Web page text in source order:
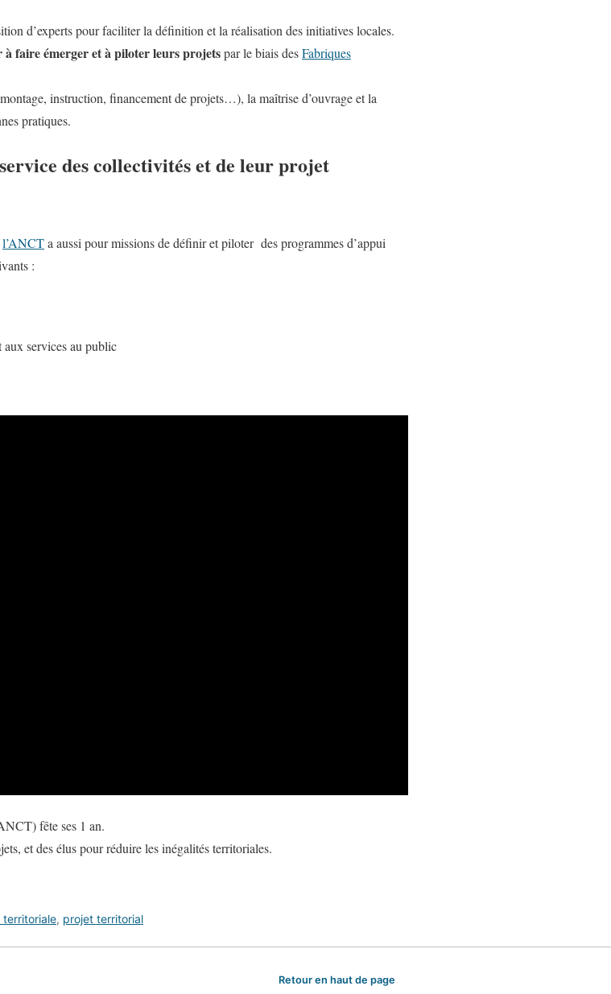
d’experts pour faciliter la définition et la réalisation des initiatives locales.
faire émerger et à piloter leurs projetspar le biais desFabriques
instruction, financement de projets…), la maîtrise d’ouvrage et la
pratiques.
des collectivités et de leur projet
l’ANCTa aussi pour missions de définir et piloter des programmes d’appui
:
aux services au public
fête ses 1 an.
et des élus pour réduire les inégalités territoriales.
territoriale, projet territorial
Retour en haut de page